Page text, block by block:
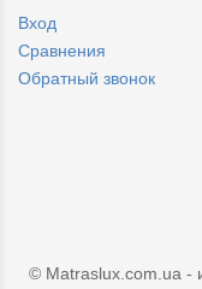
Вход
Сравнения
Обратный звонок
© Matraslux.com.ua -